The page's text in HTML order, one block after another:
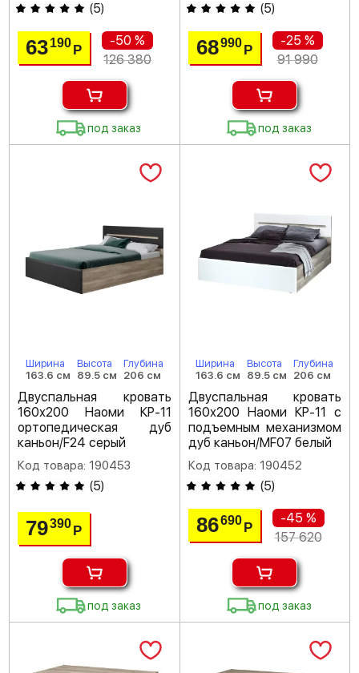
(5)
63190Р
-50 %
126 380
под заказ
(5)
68990 Р
-25 %
91 990
под заказ
Ширина
163.6 см
Высота
89.5 см
Глубина
206 см
Двуспальная кровать
160х200 Наоми КР-11
ортопедическая дуб
каньон/F24 серый
Код товара: 190453
(5)
79390Р
под заказ
Ширина
163.6 см
Высота
89.5 см
Глубина
206 см
Двуспальная кровать
160х200 Наоми КР-11 с
подъемным механизмом
дуб каньон/MF07 белый
Код товара: 190452
(5)
86690 Р
-45 %
157 620
под заказ